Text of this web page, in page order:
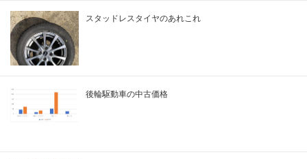
スタッドレスタイヤのあれこれ
後輪駆動車の中古価格